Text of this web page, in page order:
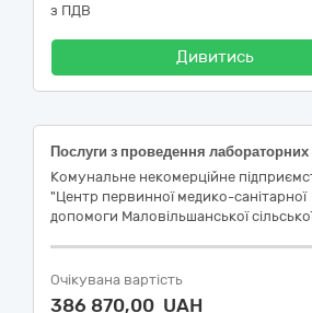
з ПДВ
Дивитись
Комунальне некомерційне
"Центр первинної медико-санітарної
допомоги Маловільшанської
Очікувана вартість
386 870,00 UAH